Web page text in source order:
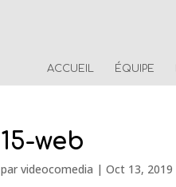
ACCUEIL ÉQUIPE
15-web
par videocomedia | Oct 13, 2019